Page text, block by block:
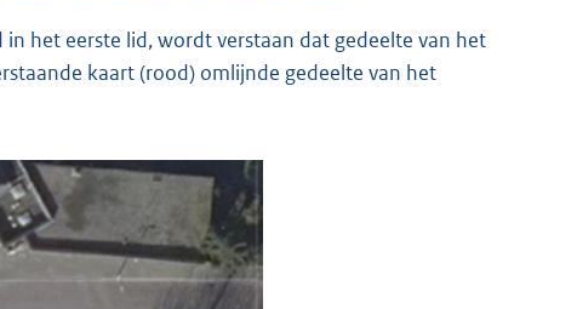
in het eerste lid, wordt verstaan dat gedeelte van het
kaart (rood) omlijnde gedeelte van het